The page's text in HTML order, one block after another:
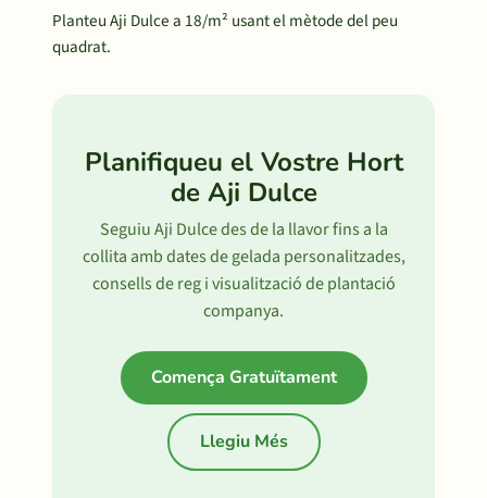
Planteu Aji Dulce a 18/m² usant el mètode del peu
quadrat.
Planifiqueu el Vostre Hort
de Aji Dulce
Seguiu Aji Dulce des de la llavor fins a la
collita amb dates de gelada personalitzades,
consells de reg i visualització de plantació
companya.
Comença Gratuïtament
Llegiu Més